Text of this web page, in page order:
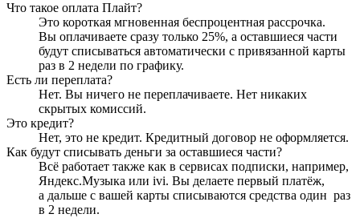
Что такое оплата Плайт?
Это короткая мгновенная беспроцентная рассрочка.
Вы оплачиваете сразу только 25%, а оставшиеся части
будут списываться автоматически с привязанной карты
раз в 2 недели по графику.
Есть ли переплата?
Нет. Вы ничего не переплачиваете. Нет никаких
скрытых комиссий.
Это кредит?
Нет, это не кредит. Кредитный договор не оформляется.
Как будут списывать деньги за оставшиеся части?
Всё работает также как в сервисах подписки, например,
Яндекс.Музыка или ivi. Вы делаете первый платёж,
а дальше с вашей карты списываются средства один раз
в 2 недели.